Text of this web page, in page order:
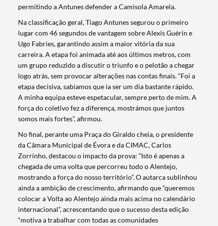
permitindo a Antunes defender a Camisola Amarela.
Na classificação geral, Tiago Antunes segurou o primeiro
lugar com 46 segundos de vantagem sobre Alexis Guérin e
Ugo Fabries, garantindo assim a maior vitória da sua
carreira. A etapa foi animada até aos últimos metros, com
um grupo reduzido a discutir o triunfo e o pelotão a chegar
logo atrás, sem provocar alterações nas contas finais. “Foi a
etapa decisiva, sabíamos que ia ser um dia bastante rápido.
A minha equipa esteve espetacular, sempre perto de mim. A
força do coletivo fez a diferença, mostrámos que juntos
somos mais fortes”, afirmou.
No final, perante uma Praça do Giraldo cheia, o presidente
da Câmara Municipal de Évora e da CIMAC, Carlos
Zorrinho, destacou o impacto da prova: “Isto é apenas a
chegada de uma volta que percorreu todo o Alentejo,
mostrando a força do nosso território”. O autarca sublinhou
ainda a ambição de crescimento, afirmando que “queremos
colocar a Volta ao Alentejo ainda mais acima no calendário
internacional”, acrescentando que o sucesso desta edição
“motiva a trabalhar com todas as comunidades